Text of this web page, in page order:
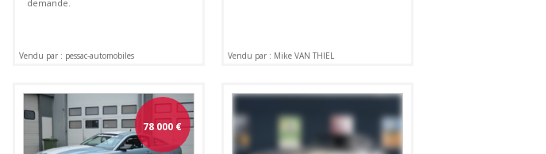
demande.
Vendu par : pessac-automobiles Vendu par : Mike VAN THIEL
78 000 €